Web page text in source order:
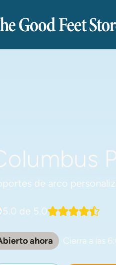
de arco
5.0 de 5.0
ahora Cierra a las